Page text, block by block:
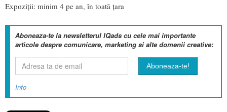
Expoziții: minim 4 pe an, în toată țara
Aboneaza-te la newsletterul IQads cu cele mai importante
articole despre comunicare, marketing si alte domenii creative:
Info